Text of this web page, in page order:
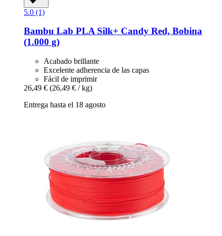
5.0 (1)
Bambu Lab PLA Silk+ Candy Red, Bobina
(1.000 g)
Acabado brillante
Excelente adherencia de las capas
Fácil de imprimir
26,49 € (26,49 € / kg)
Entrega hasta el 18 agosto